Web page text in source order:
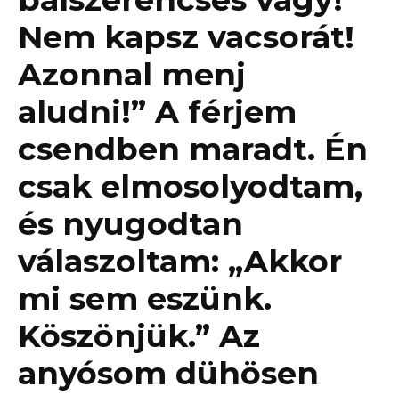
Nem kapsz vacsorát!
Azonnal menj
aludni!” A férjem
csendben maradt. Én
csak elmosolyodtam,
és nyugodtan
válaszoltam: „Akkor
mi sem eszünk.
Köszönjük.” Az
anyósom dühösen